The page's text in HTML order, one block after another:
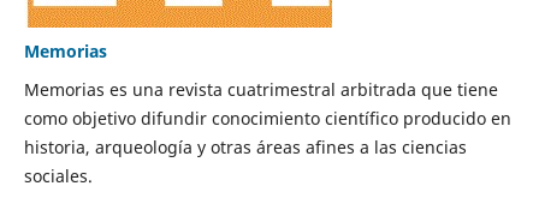
Memorias
Memorias es una revista cuatrimestral arbitrada que tiene
como objetivo difundir conocimiento científico producido en
historia, arqueología y otras áreas afines a las ciencias
sociales.